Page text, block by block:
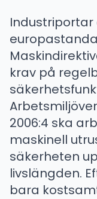
krav på
2006:4 ska
maskinell
säkerheten
livslängden.
bara